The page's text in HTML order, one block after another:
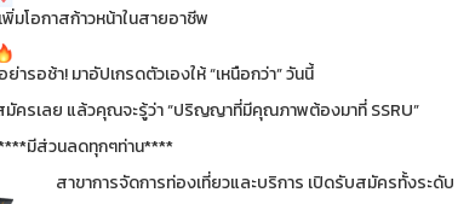
เพิ่มโอกาสก้าวหน้าในสายอาชีพ
อย่ารอช้า! มาอัปเกรดตัวเองให้ “เหนือกว่า” วันนี้
มัครเลย แล้วคุณจะรู้ว่า “ปริญญาที่มีคุณภาพต้องมาที่ SSRU”
มีส่วนลดทุกๆท่าน****
สาขาการจัดการท่องเที่ยวและบริการ เปิดรับสมัครทั้งระดับ